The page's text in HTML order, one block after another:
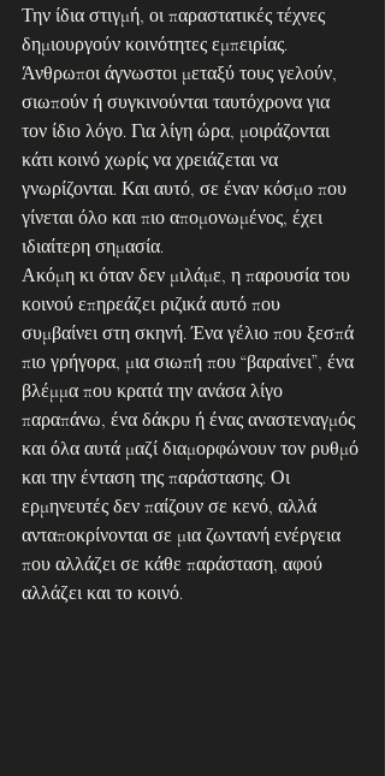
Την ίδια στιγμή, οι παραστατικές τέχνες
δημιουργούν κοινότητες εμπειρίας.
Άνθρωποι άγνωστοι μεταξύ τους γελούν,
σιωπούν ή συγκινούνται ταυτόχρονα για
τον ίδιο λόγο. Για λίγη ώρα, μοιράζονται
κάτι κοινό χωρίς να χρειάζεται να
γνωρίζονται. Και αυτό, σε έναν κόσμο που
γίνεται όλο και πιο απομονωμένος, έχει
ιδιαίτερη σημασία.
Ακόμη κι όταν δεν μιλάμε, η παρουσία του
κοινού επηρεάζει ριζικά αυτό που
συμβαίνει στη σκηνή. Ένα γέλιο που ξεσπά
πιο γρήγορα, μια σιωπή που “βαραίνει”, ένα
βλέμμα που κρατά την ανάσα λίγο
παραπάνω, ένα δάκρυ ή ένας αναστεναγμός
και όλα αυτά μαζί διαμορφώνουν τον ρυθμό
και την ένταση της παράστασης. Οι
ερμηνευτές δεν παίζουν σε κενό, αλλά
ανταποκρίνονται σε μια ζωντανή ενέργεια
που αλλάζει σε κάθε παράσταση, αφού
αλλάζει και το κοινό.